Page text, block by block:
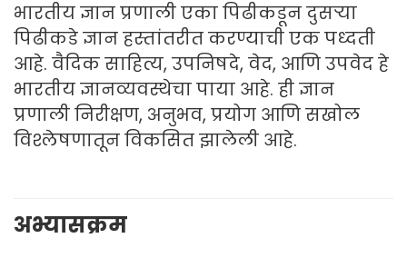
भारतीय ज्ञान प्रणाली एका पिढीकडून दुसऱ्या
पिढीकडे ज्ञान हस्तांतरीत करण्याची एक पध्दती
आहे. वैदिक साहित्य, उपनिषदे, वेद, आणि उपवेद हे
भारतीय ज्ञानव्यवस्थेचा पाया आहे. ही ज्ञान
प्रणाली निरीक्षण, अनुभव, प्रयोग आणि सखोल
विश्लेषणातून विकसित झालेली आहे.
अभ्यासक्रम